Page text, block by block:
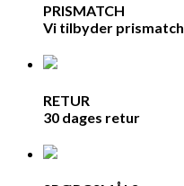
PRISMATCH
Vi tilbyder prismatch
RETUR
30 dages retur